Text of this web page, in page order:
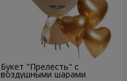
Букет "Прелесть" с
воздушными шарами